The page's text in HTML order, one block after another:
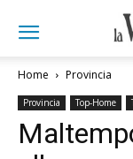
Home Provincia
Provincia Top-Home